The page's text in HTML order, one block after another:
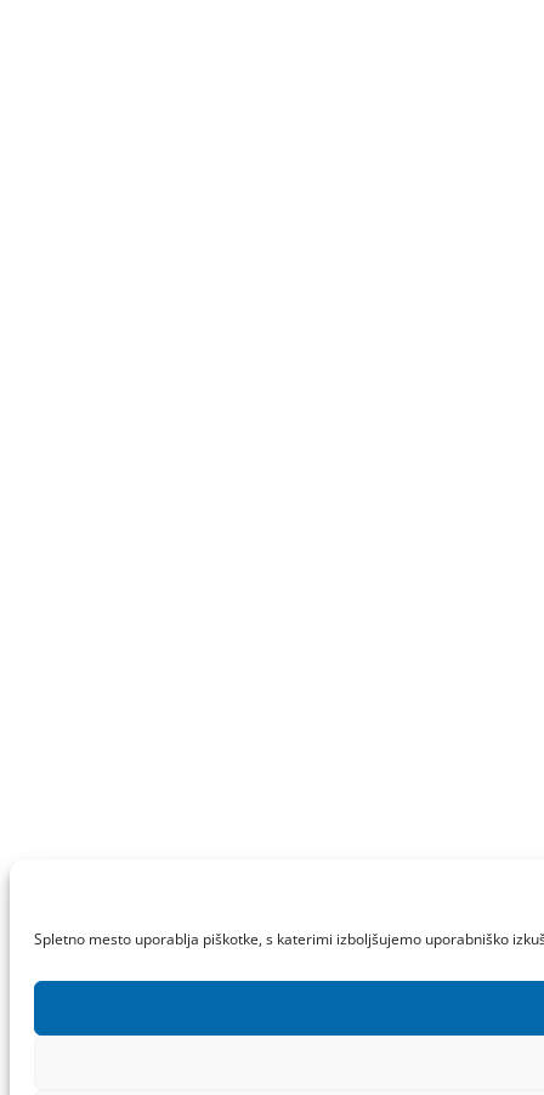
Spletno mesto uporablja piškotke, s katerimi izboljšujemo uporabniško